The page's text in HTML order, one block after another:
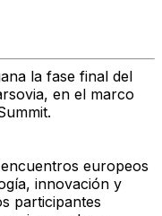
la fase final del
en el marco
europeos
innovación y
participantes